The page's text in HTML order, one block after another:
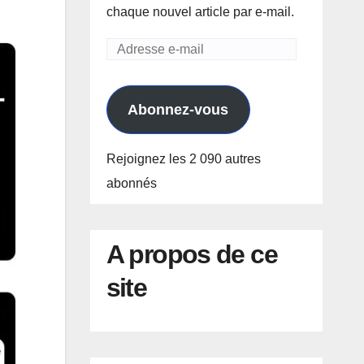
chaque nouvel article par e-mail.
Adresse
mail
Abonnez-vous
Rejoignez les 2 090 autres
abonnés
A propos de ce
site